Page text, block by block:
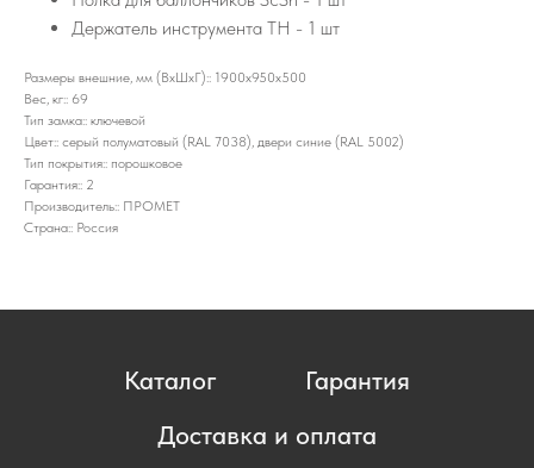
Держатель инструмента TH - 1 шт
Размеры внешние, мм (ВхШхГ):: 1900x950x500
Вес, кг:: 69
Тип замка:: ключевой
Цвет:: cерый полуматовый (RAL 7038), двери синие (RAL 5002)
Тип покрытия:: порошковое
Гарантия:: 2
Производитель:: ПРОМЕТ
Страна:: Россия
Каталог
Гарантия
Доставка и оплата